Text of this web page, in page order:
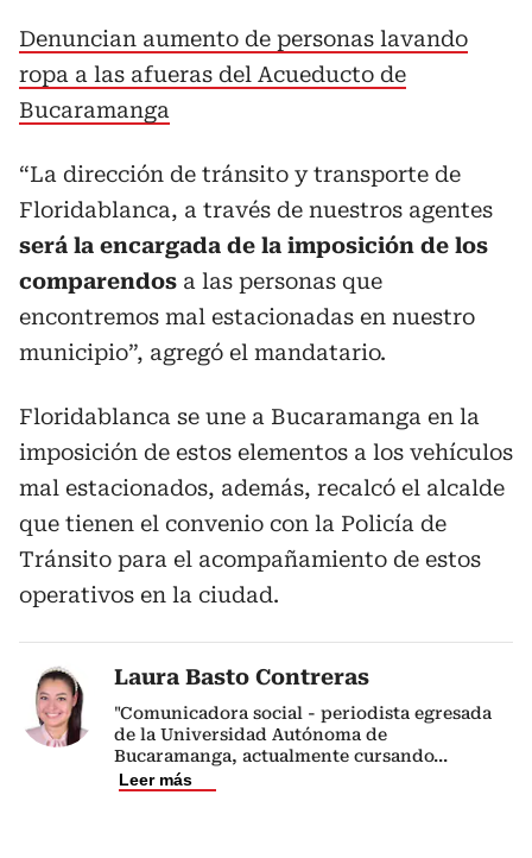
Denuncian aumento de personas lavando
ropa a las afueras del Acueducto de
Bucaramanga
“La dirección de tránsito y transporte de
Floridablanca, a través de nuestros agentes
será la encargada de la imposición de los
comparendos a las personas que
encontremos mal estacionadas en nuestro
municipio”, agregó el mandatario.
Floridablanca se une a Bucaramanga en la
imposición de estos elementos a los vehículos
mal estacionados, además, recalcó el alcalde
que tienen el convenio con la Policía de
Tránsito para el acompañamiento de estos
operativos en la ciudad.
Laura Basto Contreras
"Comunicadora social - periodista egresada
de la Universidad Autónoma de
Bucaramanga, actualmente cursando...
Leer más